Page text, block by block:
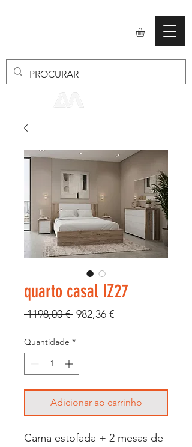
quarto casal IZ27
1198,00 € Preço
982,36 €Preço
Quantidade *
Adicionar ao carrinho
Cama estofada + 2 mesas de